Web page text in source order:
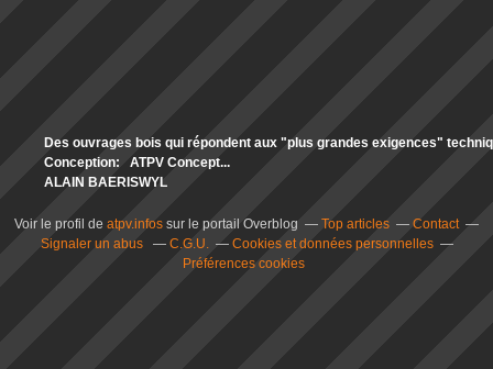
Des ouvrages bois qui répondent aux "plus grandes exigences"
Conception: ATPV Concept...
ALAIN BAERISWYL
Voir le profil de atpv.infos sur le portail Overblog Top articles
Contact
Signaler un abus
C.G.U.
Cookies et données personnelles
Préférences cookies